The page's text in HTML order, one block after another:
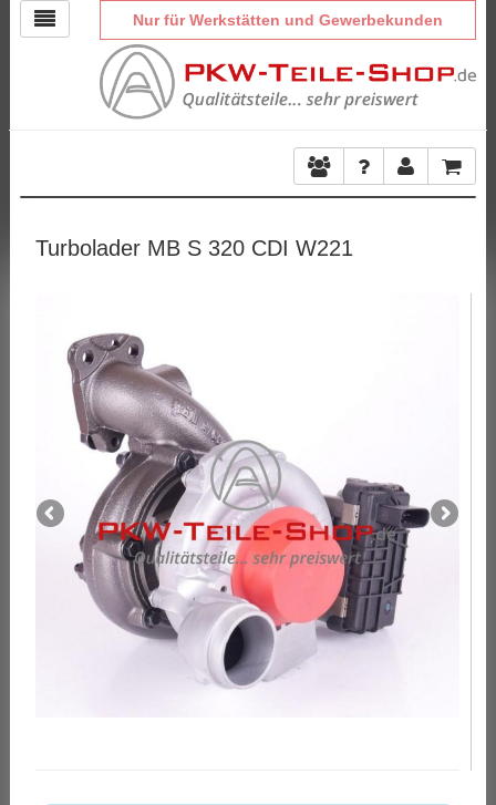
Nur für Werkstätten und Gewerbekunden
Turbolader MB S 320 CDI W221